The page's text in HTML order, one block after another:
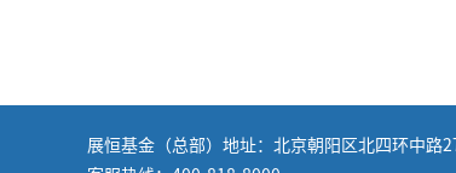
展恒基金（总部）地址：北京朝阳区北四环中路